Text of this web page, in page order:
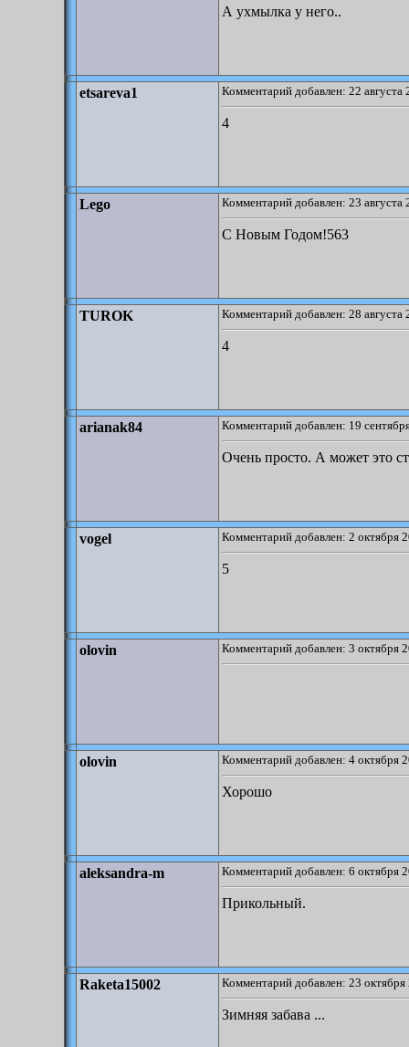
А ухмылка у него..
etsareva1 Комментарий добавлен: 22 августа
4
Lego Комментарий добавлен: 23 августа
С Новым Годом!563
TUROK Комментарий добавлен: 28 августа
4
arianak84 Комментарий добавлен: 19
Очень просто. А может это
vogel Комментарий добавлен: 2 октября
5
olovin Комментарий добавлен: 3 октября
olovin Комментарий добавлен: 4 октября
Хорошо
aleksandra-m Комментарий добавлен: 6 октября
Прикольный.
Raketa15002 Комментарий добавлен: 23
Зимняя забава ...